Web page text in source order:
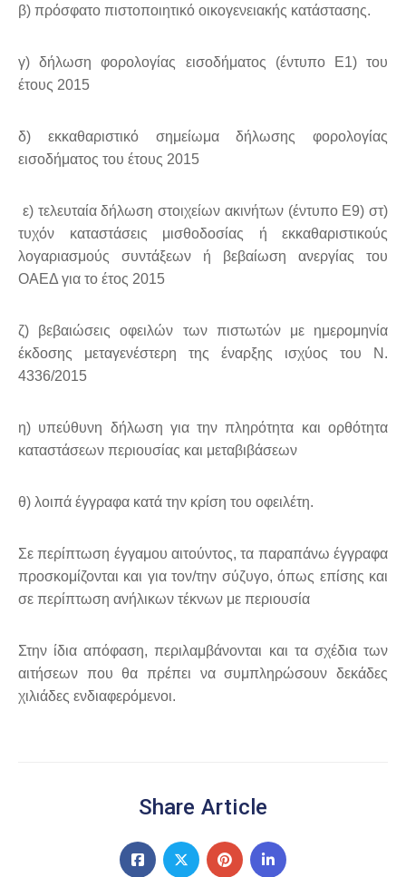
β) πρόσφατο πιστοποιητικό οικογενειακής κατάστασης.
γ) δήλωση φορολογίας εισοδήματος (έντυπο Ε1) του
έτους 2015
δ) εκκαθαριστικό σημείωμα δήλωσης φορολογίας
εισοδήματος του έτους 2015
ε) τελευταία δήλωση στοιχείων ακινήτων (έντυπο Ε9) στ)
τυχόν καταστάσεις μισθοδοσίας ή εκκαθαριστικούς
λογαριασμούς συντάξεων ή βεβαίωση ανεργίας του
ΟΑΕΔ για το έτος 2015
ζ) βεβαιώσεις οφειλών των πιστωτών με ημερομηνία
έκδοσης μεταγενέστερη της έναρξης ισχύος του Ν.
4336/2015
η) υπεύθυνη δήλωση για την πληρότητα και ορθότητα
καταστάσεων περιουσίας και μεταβιβάσεων
θ) λοιπά έγγραφα κατά την κρίση του οφειλέτη.
Σε περίπτωση έγγαμου αιτούντος, τα παραπάνω έγγραφα
προσκομίζονται και για τον/την σύζυγο, όπως επίσης και
σε περίπτωση ανήλικων τέκνων με περιουσία
Στην ίδια απόφαση, περιλαμβάνονται και τα σχέδια των
αιτήσεων που θα πρέπει να συμπληρώσουν δεκάδες
χιλιάδες ενδιαφερόμενοι.
Share Article